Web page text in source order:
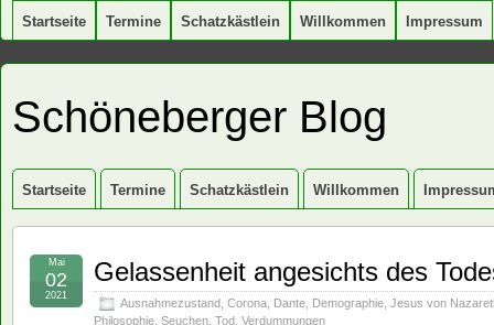
Startseite Termine Schatzkästlein Willkommen Impressum
Schöneberger Blog
Startseite Termine Schatzkästlein Willkommen
Gelassenheit angesichts des
Ausnahmezustand Corona Dante Demographie Jesus von
Philosophie Seuchen Tod Verdummungen
Mai
02
2021